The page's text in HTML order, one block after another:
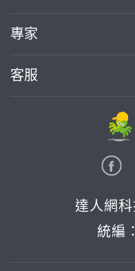
專家
客服
達人網科
統編